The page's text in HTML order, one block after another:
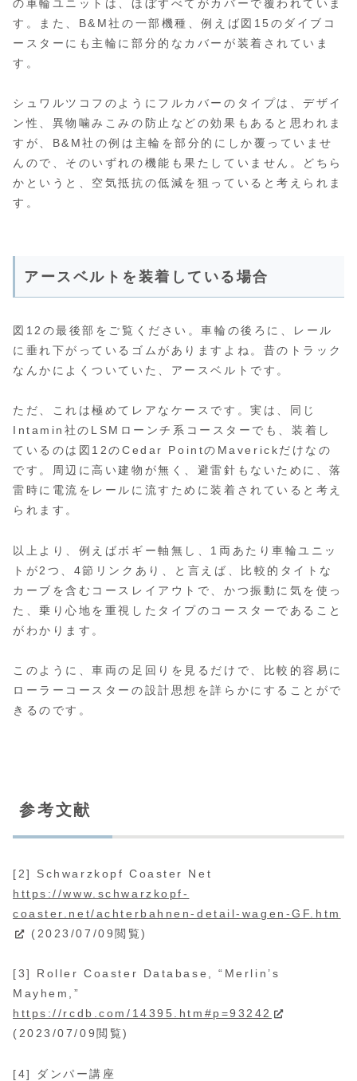
の車輪ユニットは、ほぼすべてがカバーで覆われていま
す。また、B&M社の一部機種、例えば図15のダイブコ
ースターにも主輪に部分的なカバーが装着されていま
す。
シュワルツコフのようにフルカバーのタイプは、デザイ
ン性、異物噛みこみの防止などの効果もあると思われま
すが、B&M社の例は主輪を部分的にしか覆っていませ
んので、そのいずれの機能も果たしていません。どちら
かというと、空気抵抗の低減を狙っていると考えられま
す。
アースベルトを装着している場合
図12の最後部をご覧ください。車輪の後ろに、レール
に垂れ下がっているゴムがありますよね。昔のトラック
なんかによくついていた、アースベルトです。
ただ、これは極めてレアなケースです。実は、同じ
Intamin社のLSMローンチ系コースターでも、装着し
ているのは図12のCedar PointのMaverickだけなの
です。周辺に高い建物が無く、避雷針もないために、落
雷時に電流をレールに流すために装着されていると考え
られます。
以上より、例えばボギー軸無し、1両あたり車輪ユニッ
トが2つ、4節リンクあり、と言えば、比較的タイトな
カーブを含むコースレイアウトで、かつ振動に気を使っ
た、乗り心地を重視したタイプのコースターであること
がわかります。
このように、車両の足回りを見るだけで、比較的容易に
ローラーコースターの設計思想を詳らかにすることがで
きるのです。
参考文献
[2] Schwarzkopf Coaster Net
https://www.schwarzkopf-
coaster.net/achterbahnen-detail-wagen-GF.htm
(2023/07/09閲覧)
[3] Roller Coaster Database, “Merlin’s
Mayhem,”
https://rcdb.com/14395.htm#p=93242
(2023/07/09閲覧)
[4] ダンパー講座